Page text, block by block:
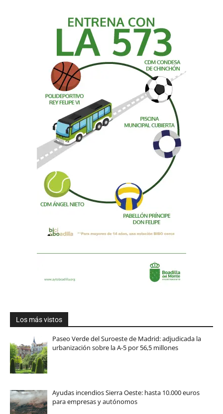
Los más vistos
Paseo Verde del Suroeste de Madrid: adjudicada la
urbanización sobre la A-5 por 56,5 millones
Ayudas incendios Sierra Oeste: hasta 10.000 euros
para empresas y autónomos